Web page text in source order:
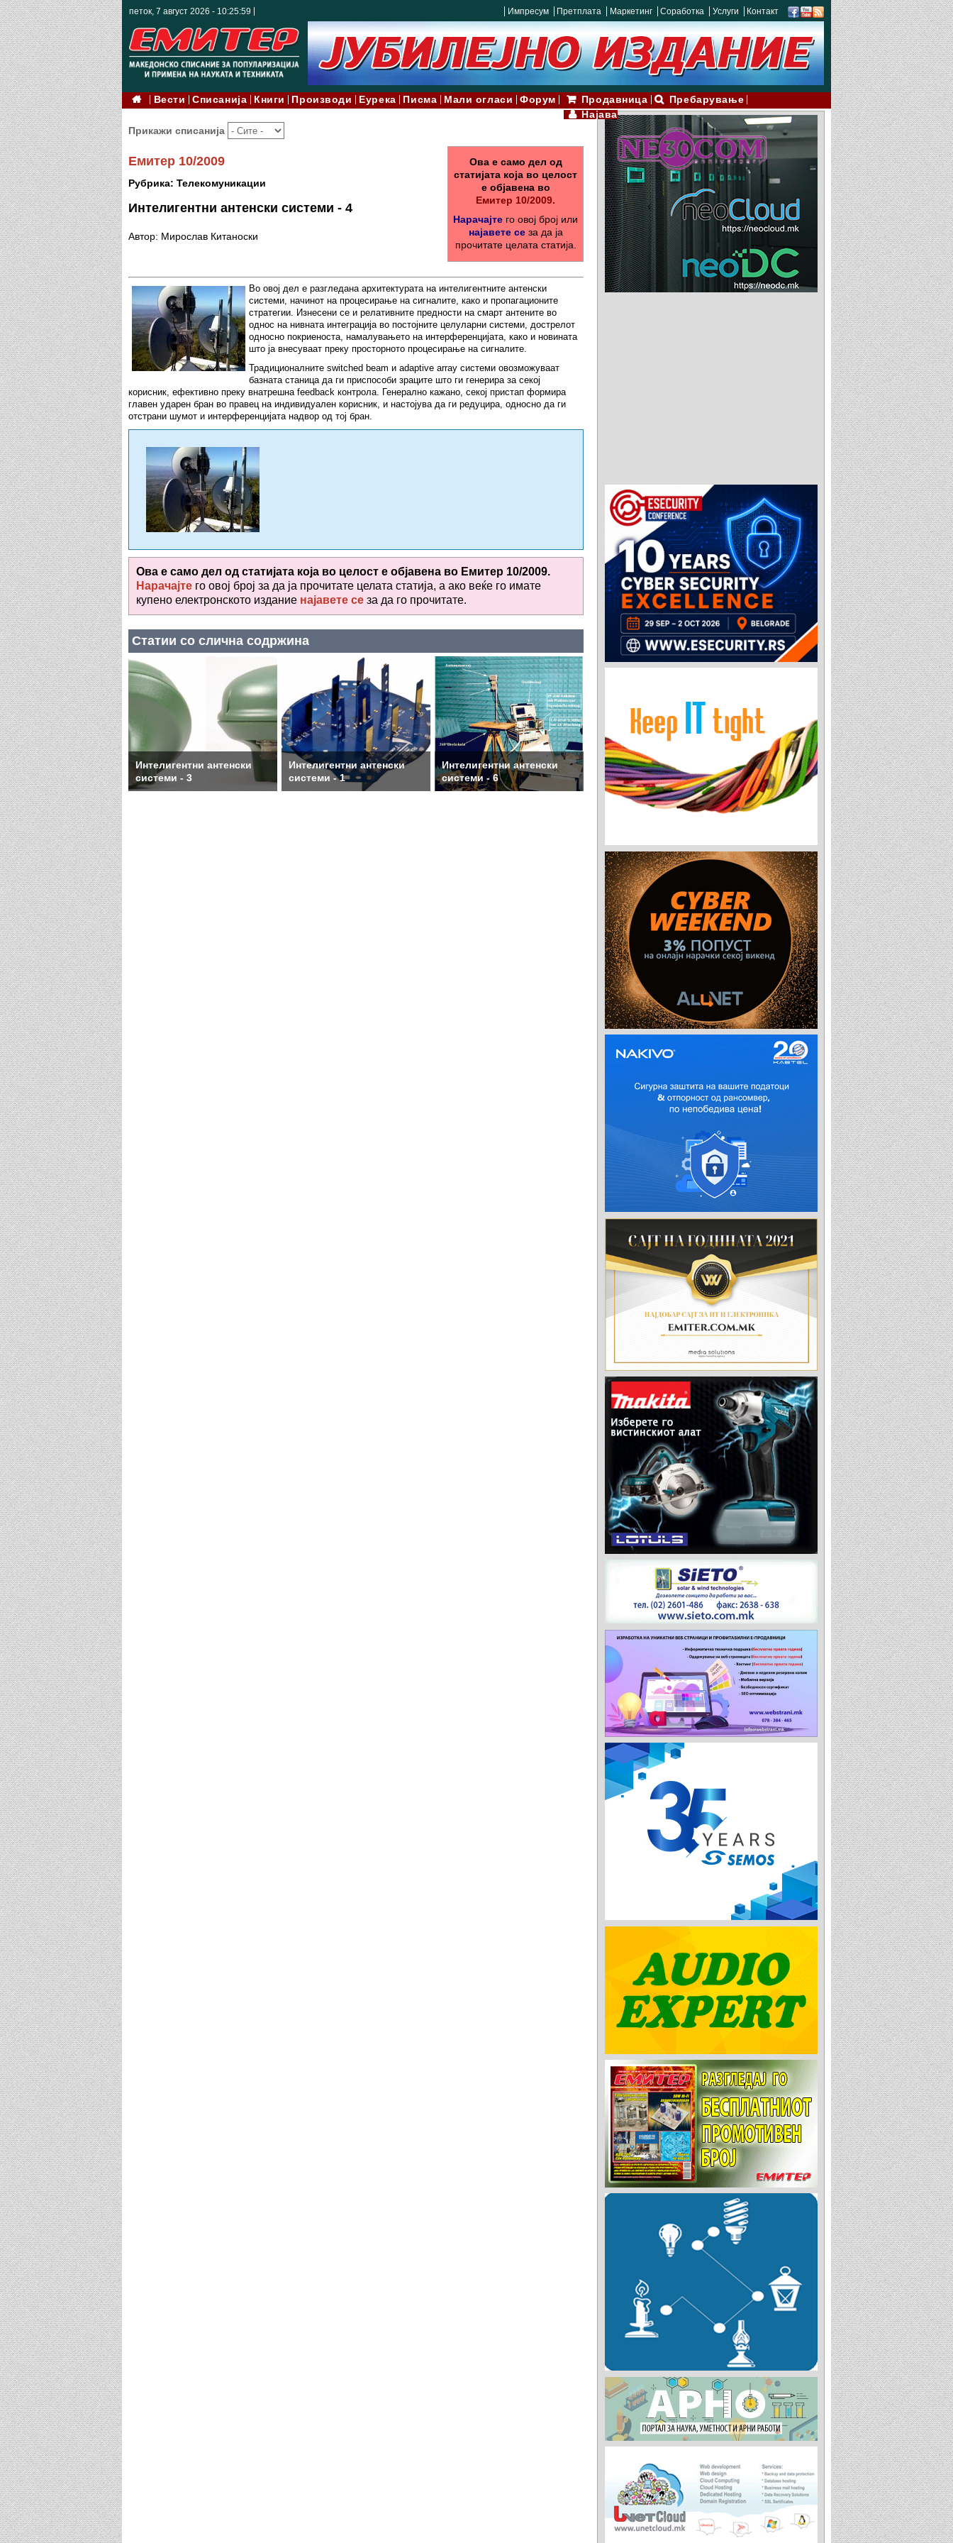
петок, 7 август 2026 - 10:26:01 Импресум Претплата Маркетинг Соработка Услуги Контакт
Вести Списанија Книги Производи Еурека Писма Мали огласи Форум Продавница
Пребарување
Најава
Прикажи списанија
Емитер 10/2009
Рубрика: Телекомуникации
Интелигентни антенски системи - 4
Автор: Мирослав Китаноски
Ова е само дел од
статијата која во целост
е објавена во
Емитер 10/2009.
Нарачајте го овој број или
најавете сеза да ја
прочитате целата статија.
Во овој дел е разгледана архитектурата на интелигентните антенски
системи, начинот на процесирање на сигналите, како и пропагационите
стратегии. Изнесени се и релативните предности на смарт антените во
однос на нивната интеграција во постојните целуларни системи, дострелот
односно покриеноста, намалувањето на интерференцијата, како и новината
што ја внесуваат преку просторното процесирање на сигналите.
Традиционалните switched beam и adaptive array системи овозможуваат
базната станица да ги приспособи зраците што ги генерира за секој
корисник, ефективно преку внатрешна feedback контрола. Генерално кажано, секој пристап формира
главен ударен бран во правец на индивидуален корисник, и настојува да ги редуцира, односно да ги
отстрани шумот и интерференцијата надвор од тој бран.
Ова е само дел од статијата која во целост е објавена во Емитер 10/2009.
Нарачајте го овој број за да ја прочитате целата статија, а ако веќе го имате
купено електронското издание најавете се за да го прочитате.
Статии со слична содржина
Интелигентни антенски
системи - 3
Интелигентни антенски
системи - 1
Интелигентни антенски
системи - 6